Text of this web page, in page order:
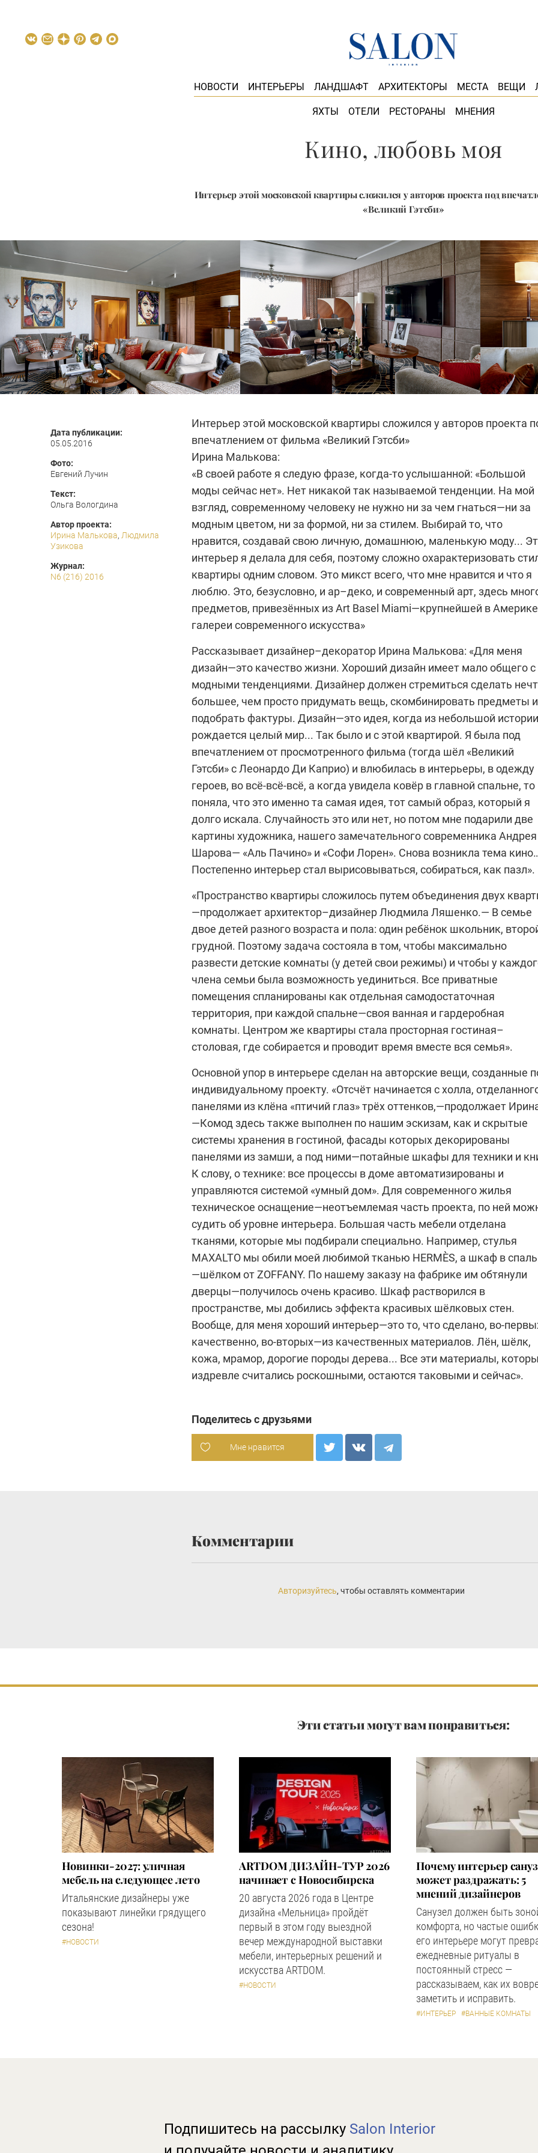
НОВОСТИ ИНТЕРЬЕРЫ ЛАНДШАФТ АРХИТЕКТОРЫ МЕСТА ВЕЩИ
ЯХТЫ ОТЕЛИ РЕСТОРАНЫ МНЕНИЯ
Кино, любовь моя
Интерьер этой московской квартиры сложился у авторов проекта под
«Великий Гэтсби»
Дата публикации:
05.05.2016
Фото:
Евгений Лучин
Текст:
Ольга Вологдина
Автор проекта:
Ирина Малькова, Людмила
Узикова
Журнал:
N6 (216) 2016
Интерьер этой московской квартиры сложился у авторов проекта
впечатлением от фильма «Великий Гэтсби»
Ирина Малькова:
«В своей работе я следую фразе, когда-то услышанной: «Большой
моды сейчас нет». Нет никакой так называемой тенденции. На мой
взгляд, современному человеку не нужно ни за чем гнаться—ни за
модным цветом, ни за формой, ни за стилем. Выбирай то, что
нравится, создавай свою личную, домашнюю, маленькую моду...
интерьер я делала для себя, поэтому сложно охарактеризовать
квартиры одним словом. Это микст всего, что мне нравится и что я
люблю. Это, безусловно, и ар–деко, и современный арт, здесь
предметов, привезённых из Аrt Basel Miami—крупнейшей в Америке
галереи современного искусства»
Рассказывает дизайнер–декоратор Ирина Малькова: «Для меня
дизайн—это качество жизни. Хороший дизайн имеет мало общего с
модными тенденциями. Дизайнер должен стремиться сделать
большее, чем просто придумать вещь, скомбинировать предметы
подобрать фактуры. Дизайн—это идея, когда из небольшой истории
рождается целый мир... Так было и с этой квартирой. Я была под
впечатлением от просмотренного фильма (тогда шёл «Великий
Гэтсби» с Леонардо Ди Каприо) и влюбилась в интерьеры, в одежду
героев, во всё-всё-всё, а когда увидела ковёр в главной спальне, то
поняла, что это именно та самая идея, тот самый образ, который я
долго искала. Случайность это или нет, но потом мне подарили две
картины художника, нашего замечательного современника Андрея
Шарова— «Аль Пачино» и «Софи Лорен». Снова возникла тема
Постепенно интерьер стал вырисовываться, собираться, как пазл».
«Пространство квартиры сложилось путем объединения двух
—продолжает архитектор–дизайнер Людмила Ляшенко.— В семье
двое детей разного возраста и пола: один ребёнок школьник,
грудной. Поэтому задача состояла в том, чтобы максимально
развести детские комнаты (у детей свои режимы) и чтобы у
члена семьи была возможность уединиться. Все приватные
помещения спланированы как отдельная самодостаточная
территория, при каждой спальне—своя ванная и гардеробная
комнаты. Центром же квартиры стала просторная гостиная–
столовая, где собирается и проводит время вместе вся семья».
Основной упор в интерьере сделан на авторские вещи, созданные
индивидуальному проекту. «Отсчёт начинается с холла,
панелями из клёна «птичий глаз» трёх оттенков,—продолжает
—Комод здесь также выполнен по нашим эскизам, как и скрытые
системы хранения в гостиной, фасады которых декорированы
панелями из замши, а под ними—потайные шкафы для техники и
К слову, о технике: все процессы в доме автоматизированы и
управляются системой «умный дом». Для современного жилья
техническое оснащение—неотъемлемая часть проекта, по ней
судить об уровне интерьера. Большая часть мебели отделана
тканями, которые мы подбирали специально. Например, стулья
MAXALTO мы обили моей любимой тканью HERMÈS, а шкаф в
—шёлком от ZOFFANY. По нашему заказу на фабрике им обтянули
дверцы—получилось очень красиво. Шкаф растворился в
пространстве, мы добились эффекта красивых шёлковых стен.
Вообще, для меня хороший интерьер—это то, что сделано, во-
качественно, во-вторых—из качественных материалов. Лён, шёлк,
кожа, мрамор, дорогие породы дерева... Все эти материалы,
издревле считались роскошными, остаются таковыми и сейчас».
Поделитесь с друзьями
Мне нравится
Комментарии
Авторизуйтесь, чтобы оставлять комментарии
Эти статьи могут вам понравиться:
Новинки-2027: уличная
мебель на следующее лето
Итальянские дизайнеры уже
показывают линейки грядущего
сезона!
#НОВОСТИ
ARTDOM ДИЗАЙН-ТУР 2026
начинает с Новосибирска
20 августа 2026 года в Центре
дизайна «Мельница» пройдёт
первый в этом году выездной
вечер международной выставки
мебели, интерьерных решений и
искусства ARTDOM.
#НОВОСТИ
Почему интерьер
может раздражать: 5
мнений дизайнеров
Санузел должен быть
комфорта, но частые
его интерьере могут
ежедневные ритуалы в
постоянный стресс —
рассказываем, как их
заметить и исправить.
#ИНТЕРЬЕР #ВАННЫЕ КОМНАТЫ
Подпишитесь на рассылку Salon Interior